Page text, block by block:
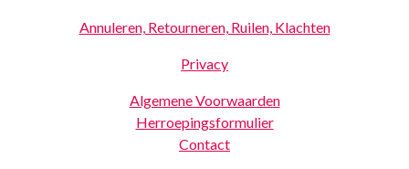
Annuleren, Retourneren, Ruilen, Klachten
Privacy
Algemene Voorwaarden
Herroepingsformulier
Contact